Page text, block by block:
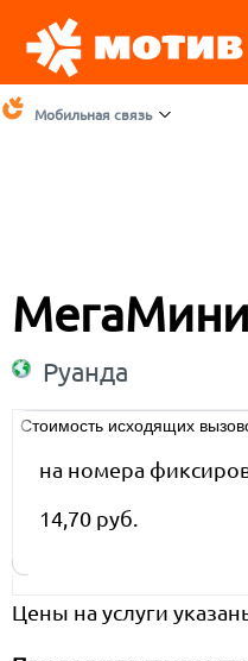
Мобильная связь
Руанда
Стоимость исходящих
на номера
14,70 руб.
Цены на услуги